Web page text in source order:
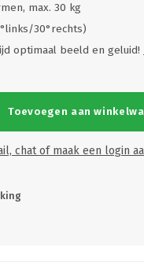
max. 30 kg
30°rechts)
optimaal beeld en geluid!
Toevoegen aan
chat of maak een login